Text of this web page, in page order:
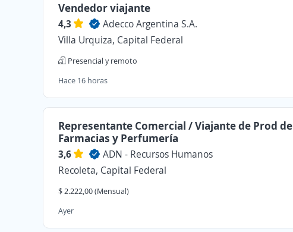
Vendedor viajante
4,3
Adecco Argentina S.A.
Villa Urquiza, Capital Federal
Presencial y remoto
Hace 16 horas
Representante Comercial / Viajante de Prod de
Farmacias y Perfumería
3,6
ADN - Recursos Humanos
Recoleta, Capital Federal
$ 2.222,00 (Mensual)
Ayer